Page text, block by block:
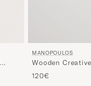
MANOPOULOS
Wooden
Backgammon
120€